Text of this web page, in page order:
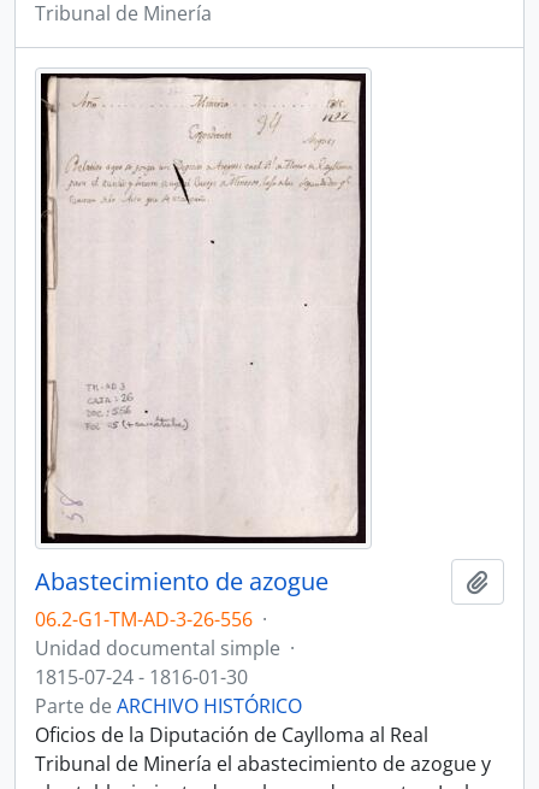
Tribunal de Minería
Abastecimiento de azogue
06.2-G1-TM-AD-3-26-556 ·
Unidad documental simple ·
1815-07-24 - 1816-01-30
Parte de ARCHIVO HISTÓRICO
Oficios de la Diputación de Caylloma al Real
Tribunal de Minería el abastecimiento de azogue y